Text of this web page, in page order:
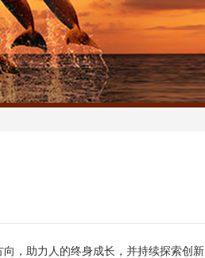
，助力人的终身成长，并持续探索创新